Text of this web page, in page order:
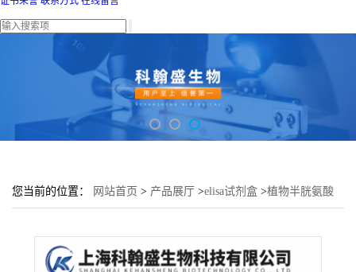
您当前的位置： 网站首页 > 产品展厅 >elisa试剂盒 >植物半胱氨酸